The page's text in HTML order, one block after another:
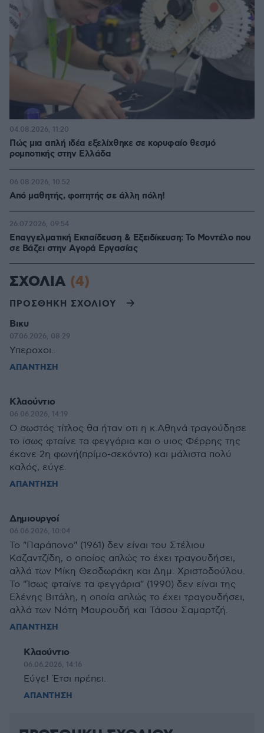
Πώς μια απλή ιδέα εξελίχθηκε σε κορυφαίο θεσμό
ρομποτικής στην Ελλάδα
04.08.2026, 11:20
Από μαθητής, φοιτητής σε άλλη πόλη!
06.08.2026, 10:52
Επαγγελματική Εκπαίδευση & Εξειδίκευση: Το Mοντέλο που
σε Bάζει στην Aγορά Eργασίας
26.07.2026, 09:54
ΣΧΟΛΙΑ (4)
ΠΡΟΣΘΗΚΗ ΣΧΟΛΙΟΥ
Βικυ
07.06.2026, 08:29
Υπεροχοι..
ΑΠΑΝΤΗΣΗ
Κλαούντιο
06.06.2026, 14:19
Ο σωστός τίτλος θα ήταν οτι η κ.Αθηνά τραγούδησε
το ϊσως φταίνε τα φεγγάρια και ο υιος Φέρρης της
έκανε 2η φωνή(πρίμο-σεκόντο) και μάλιστα πολύ
καλός, εύγε.
ΑΠΑΝΤΗΣΗ
Δημιουργοί
06.06.2026, 10:04
Το "Παράπονο" (1961) δεν είναι του Στέλιου
Καζαντζίδη, ο οποίος απλώς το έχει τραγουδήσει,
αλλά των Μίκη Θεοδωράκη και Δημ. Χριστοδούλου.
Το "Ίσως φταίνε τα φεγγάρια" (1990) δεν είναι της
Ελένης Βιτάλη, η οποία απλώς το έχει τραγουδήσει,
αλλά των Νότη Μαυρουδή και Τάσου Σαμαρτζή.
ΑΠΑΝΤΗΣΗ
Κλαούντιο
06.06.2026, 14:16
Εύγε! Έτσι πρέπει.
ΑΠΑΝΤΗΣΗ